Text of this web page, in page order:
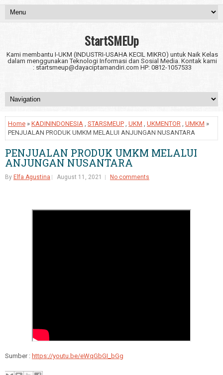
StartSMEUp
Kami membantu I-UKM (INDUSTRI-USAHA KECIL MIKRO) untuk Naik Kelas
dalam menggunakan Teknologi Informasi dan Sosial Media. Kontak kami
: startsmeup@dayaciptamandiri.com HP: 0812-1057533
Home » KADININDONESIA , STARSMEUP , UKM , UKMENTOR , UMKM »
PENJUALAN PRODUK UMKM MELALUI ANJUNGAN NUSANTARA
PENJUALAN PRODUK UMKM MELALUI
ANJUNGAN NUSANTARA
By Elfa Agustina August 11, 2021 No comments
Sumber : https://youtu.be/eWqGbGI_bGg